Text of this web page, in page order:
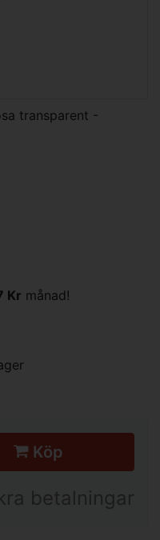
transparent -
Kr månad!
Köp
betalningar